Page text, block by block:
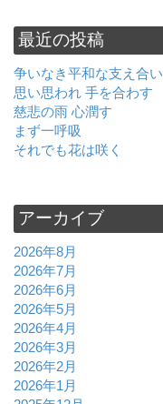
最近の投稿
争いなき平和な支え合い
思い思われ 手を合わす
慈悲の雨 心潤す
まず一呼吸
それでも花は咲く
アーカイブ
2026年8月
2026年7月
2026年6月
2026年5月
2026年4月
2026年3月
2026年2月
2026年1月